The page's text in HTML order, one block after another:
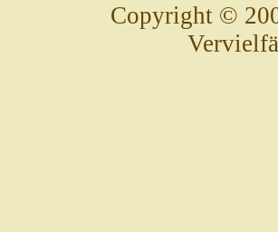
Copyright ©